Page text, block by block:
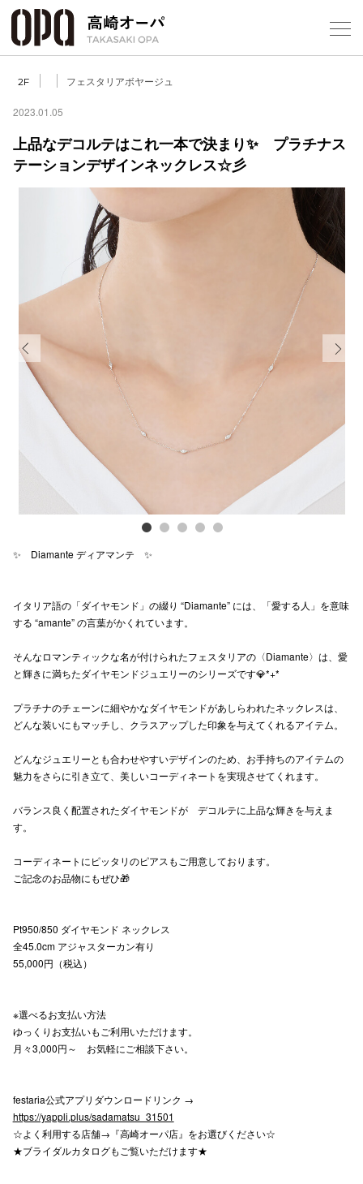
2F フェスタリアボヤージュ
2023.01.05
上品なデコルテはこれ一本で決まり✨ プラチナス
テーションデザインネックレス☆彡
Previous
✨ Diamante ディアマンテ ✨
イタリア語の「ダイヤモンド」の綴り “Diamante” には、「愛する人」を意味
する “amante” の言葉がかくれています。
そんなロマンティックな名が付けられたフェスタリアの〈Diamante〉は、愛
と輝きに満ちたダイヤモンドジュエリーのシリーズです💎*+*
プラチナのチェーンに細やかなダイヤモンドがあしらわれたネックレスは、
どんな装いにもマッチし、クラスアップした印象を与えてくれるアイテム。
どんなジュエリーとも合わせやすいデザインのため、お手持ちのアイテムの
魅力をさらに引き立て、美しいコーディネートを実現させてくれます。
バランス良く配置されたダイヤモンドが デコルテに上品な輝きを与えま
す。
コーディネートにピッタリのピアスもご用意しております。
ご記念のお品物にもぜひ🎁
Pt950/850 ダイヤモンド ネックレス
全45.0cm アジャスターカン有り
55,000円（税込）
※選べるお支払い方法
ゆっくりお支払いもご利用いただけます。
月々3,000円～ お気軽にご相談下さい。
festaria公式アプリダウンロードリンク →
https://yappli.plus/sadamatsu_31501
☆よく利用する店舗→『高崎オーパ店』をお選びください☆
★ブライダルカタログもご覧いただけます★
フロア
ショッ
レスト
施設案内
スタッ
公式SNS
企業情報
利用規約
高崎
三宮オ